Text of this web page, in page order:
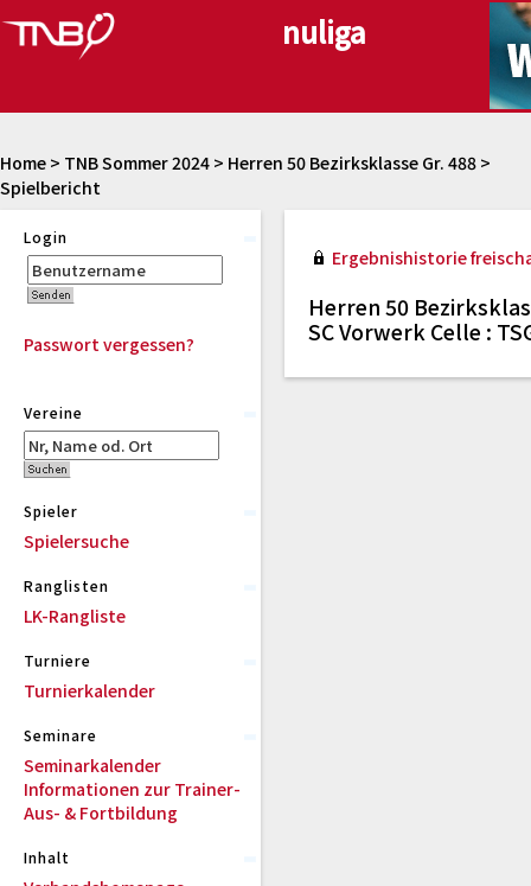
Spielbericht
Home > TNB Sommer 2024 > Herren 50 Bezirksklasse Gr. 488 >
Login
Passwort vergessen?
Vereine
Spieler
Spielersuche
Ranglisten
LK-Rangliste
Turniere
Turnierkalender
Seminare
Seminarkalender
Informationen zur Trainer-
Aus- & Fortbildung
Inhalt
Ergebnishistorie
Herren 50
SC Vorwerk Celle :